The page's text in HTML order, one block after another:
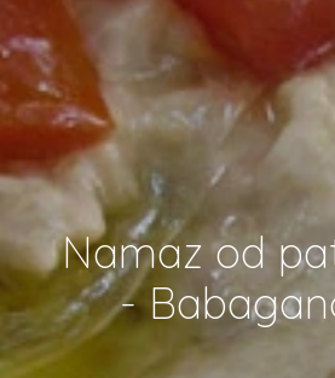
Namaz od
-